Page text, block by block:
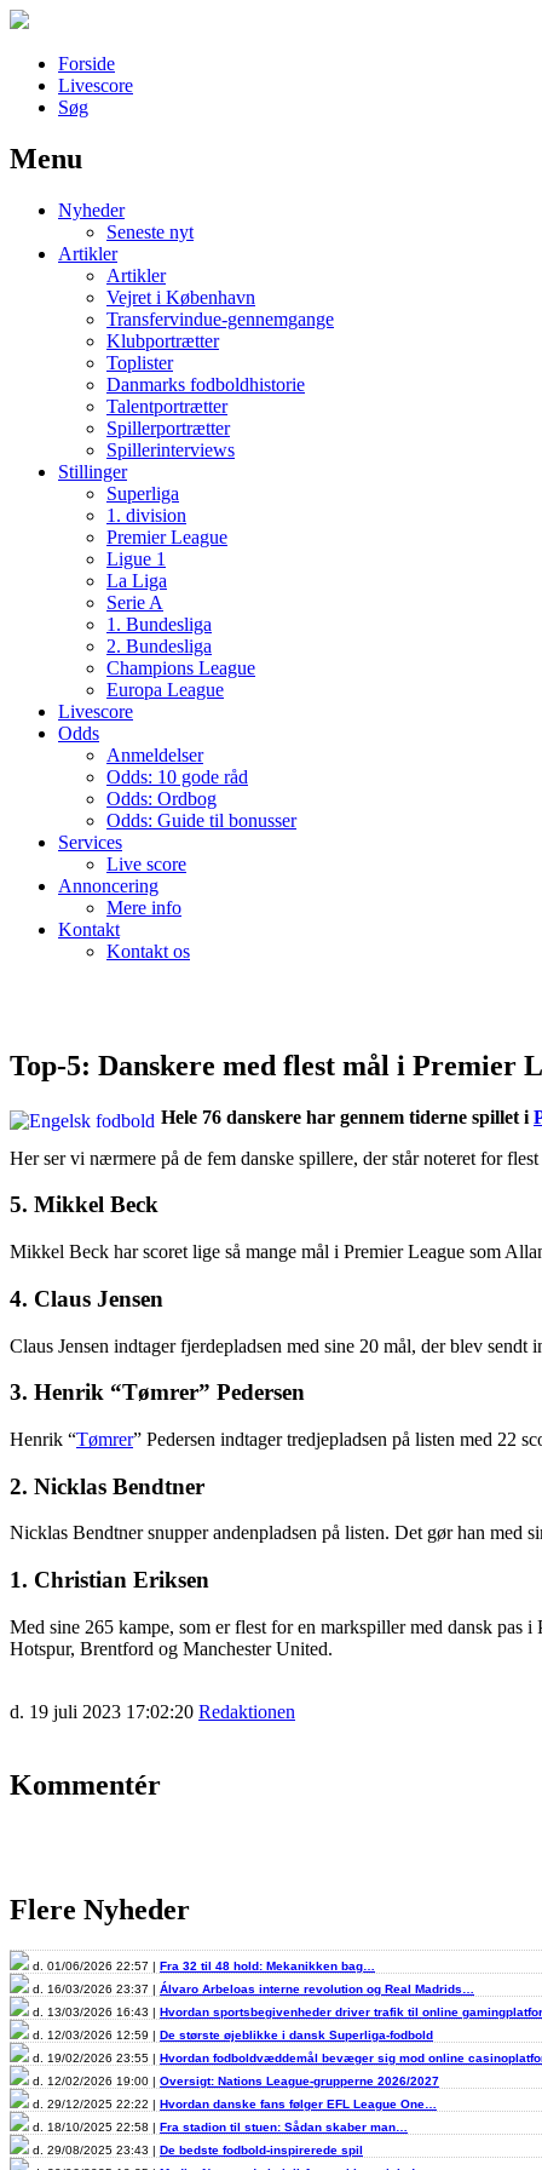
Forside
Livescore
Søg
Наши партнеры
лучшие займы
Menu
Nyheder
Seneste nyt
Artikler
Artikler
Vejret i København
Transfervindue-gennemgange
Klubportrætter
Toplister
Danmarks fodboldhistorie
Talentportrætter
Spillerportrætter
Spillerinterviews
Stillinger
Superliga
1. division
Premier League
Ligue 1
La Liga
Serie A
1. Bundesliga
2. Bundesliga
Champions League
Europa League
Livescore
Odds
Anmeldelser
Odds: 10 gode råd
Odds: Ordbog
Odds: Guide til bonusser
Services
Live score
Annoncering
Mere info
Kontakt
Kontakt os
Top-5: Danskere med flest mål i Premier
Hele 76 danskere har gennem tiderne spillet i
Her ser vi nærmere på de fem danske spillere, der står noteret for
5. Mikkel Beck
Mikkel Beck har scoret lige så mange mål i Premier League som
4. Claus Jensen
Claus Jensen indtager fjerdepladsen med sine 20 mål, der blev
3. Henrik “Tømrer” Pedersen
Henrik “Tømrer” Pedersen indtager tredjepladsen på listen med 22
2. Nicklas Bendtner
Nicklas Bendtner snupper andenpladsen på listen. Det gør han med
1. Christian Eriksen
Med sine 265 kampe, som er flest for en markspiller med dansk pas
Hotspur, Brentford og Manchester United.
d. 19 juli 2023 17:02:20 Redaktionen
Kommentér
Flere Nyheder
d. 01/06/2026 22:57 |
Fra 32 til 48 hold: Mekanikken bag…
d. 16/03/2026 23:37 | Álvaro Arbeloas interne revolution og Real Madrids…
d. 13/03/2026 16:43 |
Hvordan sportsbegivenheder driver trafik til online
d. 12/03/2026 12:59 |
De største øjeblikke i dansk Superliga-fodbold
d. 19/02/2026 23:55 |
Hvordan fodboldvæddemål bevæger sig mod online
d. 12/02/2026 19:00 | Oversigt: Nations League-grupperne 2026/2027
d. 29/12/2025 22:22 |
Hvordan danske fans følger EFL League One…
d. 18/10/2025 22:58 |
Fra stadion til stuen: Sådan skaber man…
d. 29/08/2025 23:43 |
De bedste fodbold-inspirerede spil